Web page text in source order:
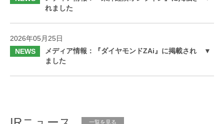
れました
2026年05月25日
NEWS
メディア情報：『ダイヤモンドZAi』に掲載され
ました
一覧を見る